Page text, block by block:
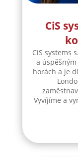
CiS
CiS systems
a
horách a je
Vyvíjíme a